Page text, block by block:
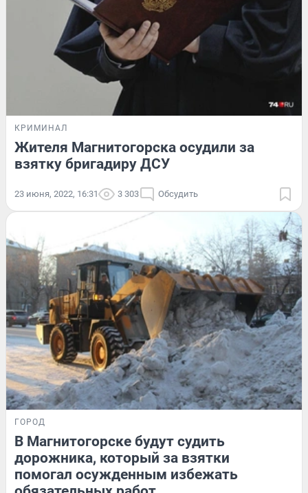
КРИМИНАЛ
Жителя Магнитогорска осудили за
взятку бригадиру ДСУ
23 июня, 2022, 16:31 3 303 Обсудить
ГОРОД
В Магнитогорске будут судить
дорожника, который за взятки
помогал осужденным избежать